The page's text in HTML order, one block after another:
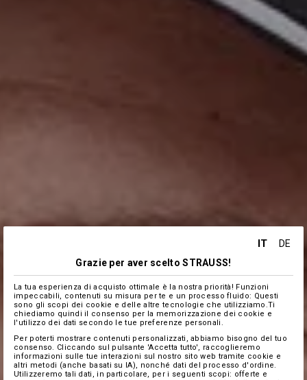
IT
DE
Grazie per aver scelto STRAUSS!
La tua esperienza di acquisto ottimale è la nostra priorità! Funzioni
impeccabili, contenuti su misura per te e un processo fluido: Questi
sono gli scopi dei cookie e delle altre tecnologie che utilizziamo.Ti
chiediamo quindi il consenso per la memorizzazione dei cookie e
l'utilizzo dei dati secondo le tue preferenze personali.
Per poterti mostrare contenuti personalizzati, abbiamo bisogno del tuo
consenso. Cliccando sul pulsante 'Accetta tutto', raccoglieremo
informazioni sulle tue interazioni sul nostro sito web tramite cookie e
altri metodi (anche basati su IA), nonché dati del processo d'ordine.
Utilizzeremo tali dati, in particolare, per i seguenti scopi: offerte e